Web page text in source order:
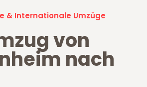
& Internationale Umzüge
von
nach